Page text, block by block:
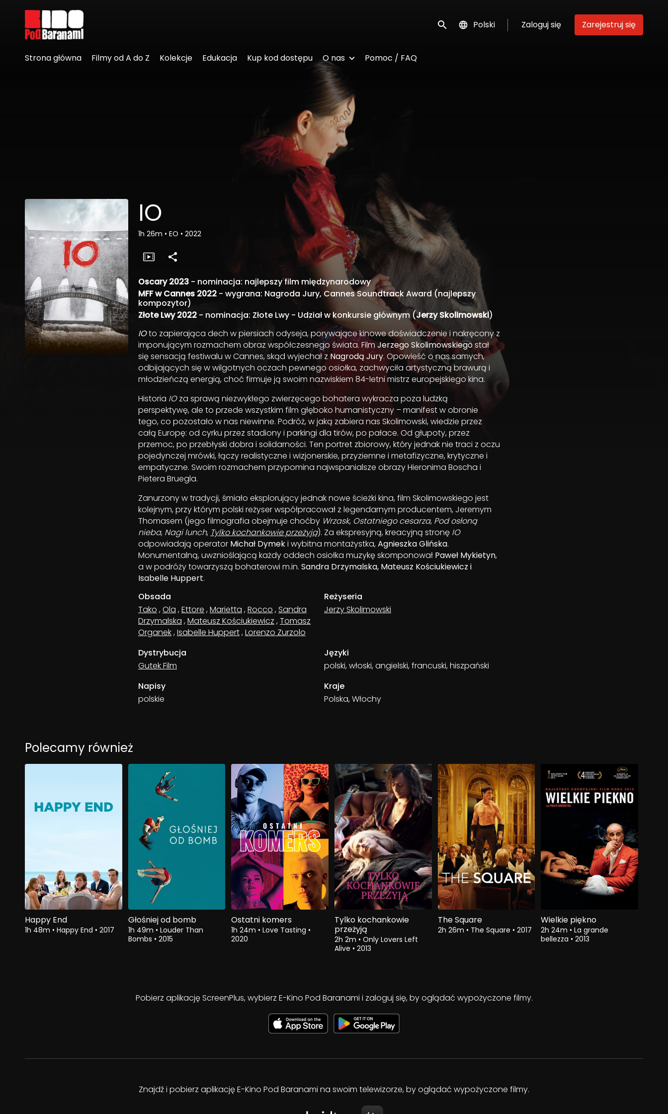
Linki ułatwień dostępu
Wyszukaj Polski Zaloguj się Zarejestruj się
Strona główna Filmy od A do Z Kolekcje Edukacja Kup kod dostępu O nas Pomoc / FAQ
IO
1h 26m • EO • 2022
Oscary 2023 - nominacja: najlepszy film międzynarodowy
MFF w Cannes 2022 - wygrana: Nagroda Jury, Cannes Soundtrack Award (najlepszy
kompozytor)
Złote Lwy 2022 - nominacja: Złote Lwy - Udział w konkursie głównym (Jerzy Skolimowski)
IOto zapierająca dech w piersiach odyseja, porywające kinowe doświadczenie i nakręcony z
imponującym rozmachem obraz współczesnego świata. FilmJerzego Skolimowskiegostał
się sensacją festiwalu w Cannes, skąd wyjechał zNagrodą Jury. Opowieść o nas samych,
odbijających się w wilgotnych oczach pewnego osiołka, zachwyciła artystyczną brawurą i
młodzieńczą energią, choć firmuje ją swoim nazwiskiem 84-letni mistrz europejskiego kina.
Historia IOza sprawą niezwykłego zwierzęcego bohatera wykracza poza ludzką
perspektywę, ale to przede wszystkim film głęboko humanistyczny – manifest w obronie
tego, co pozostało w nas niewinne. Podróż, w jaką zabiera nas Skolimowski, wiedzie przez
całą Europę: od cyrku przez stadiony i parkingi dla tirów, po pałace. Od głupoty, przez
przemoc, po przebłyski dobra i solidarności. Ten portret zbiorowy, który jednak nie traci z oczu
pojedynczej mrówki, łączy realistyczne i wizjonerskie, przyziemne i metafizyczne, krytyczne i
empatyczne. Swoim rozmachem przypomina najwspanialsze obrazy Hieronima Boscha i
Pietera Bruegla.
Zanurzony w tradycji, śmiało eksplorujący jednak nowe ścieżki kina, film Skolimowskiego jest
kolejnym, przy którym polski reżyser współpracował z legendarnym producentem, Jeremym
Thomasem (jego filmografia obejmuje choćby Wrzask, Ostatniego cesarza, Pod osłoną
nieba, Nagi lunch, Tylko kochankowie przeżyją). Za ekspresyjną, kreacyjną stronę IO
odpowiadają operator Michał Dymeki wybitna montażystka,Agnieszka Glińska.
Monumentalną, uwznioślającą każdy oddech osiołka muzykę skomponował Paweł Mykietyn,
a w podróży towarzyszą bohaterowi m.in. Sandra Drzymalska, Mateusz Kościukiewicz i
Isabelle Huppert.
Obsada
Tako ,Ola ,Ettore ,Marietta ,Rocco ,Sandra
Drzymalska ,Mateusz Kościukiewicz ,Tomasz
Organek,Isabelle Huppert,Lorenzo Zurzolo
Reżyseria
Jerzy Skolimowski
Dystrybucja
Gutek Film
Języki
polski, włoski, angielski, francuski, hiszpański
Napisy
polskie
Kraje
Polska, Włochy
Polecamy również
Happy End
1h 48m • Happy End • 2017
Głośniej od bomb
1h 49m • Louder Than
Bombs • 2015
Ostatni komers
1h 24m • Love Tasting •
2020
Tylko kochankowie
przeżyją
2h 2m • Only Lovers Left
Alive • 2013
The Square
2h 26m • The Square • 2017
Wielkie piękno
2h 24m • La grande
bellezza • 2013
Pobierz aplikację ScreenPlus, wybierz E-Kino Pod Baranami i zaloguj się, by oglądać wypożyczone filmy.
Znajdź i pobierz aplikację E-Kino Pod Baranami na swoim telewizorze, by oglądać wypożyczone filmy.